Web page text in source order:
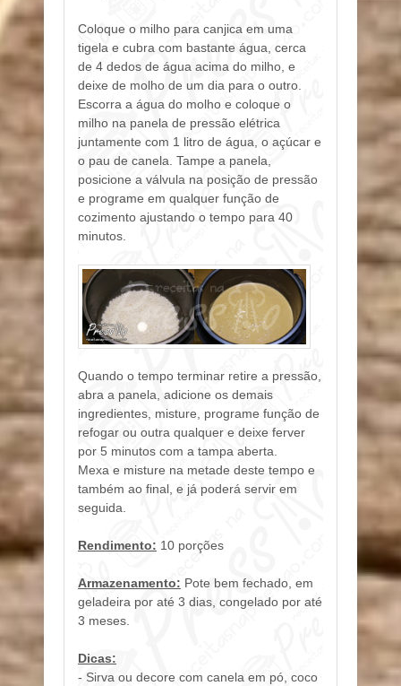
Coloque o milho para canjica em uma
tigela e cubra com bastante água, cerca
de 4 dedos de água acima do milho, e
deixe de molho de um dia para o outro.
Escorra a água do molho e coloque o
milho na panela de pressão elétrica
juntamente com 1 litro de água, o açúcar e
o pau de canela. Tampe a panela,
posicione a válvula na posição de pressão
e programe em qualquer função de
cozimento ajustando o tempo para 40
minutos.
Quando o tempo terminar retire a pressão,
abra a panela, adicione os demais
ingredientes, misture, programe função de
refogar ou outra qualquer e deixe ferver
por 5 minutos com a tampa aberta.
Mexa e misture na metade deste tempo e
também ao final, e já poderá servir em
seguida.
Rendimento: 10 porções
Armazenamento: Pote bem fechado, em
geladeira por até 3 dias, congelado por até
3 meses.
Dicas:
- Sirva ou decore com canela em pó, coco